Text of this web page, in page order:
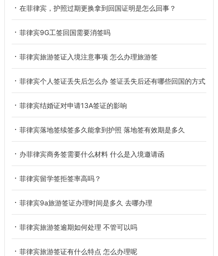
在菲律宾，护照过期更换拿到回国证明是怎么回事？
菲律宾9G工签回国需要消签吗
菲律宾旅游签证入境注意事项 怎么办理旅游签
菲律宾个人签证丢失后怎么办 签证丢失后还有哪些回国的方式
菲律宾结婚证对申请13A签证的影响
菲律宾落地签续签多久能拿到护照 落地签有效期是多久
办菲律宾商务签需要什么材料 什么是入境邀请函
菲律宾留学签拒签率高吗？
菲律宾9a旅游签证办理时间是多久 去哪办理
菲律宾旅游签逾期如何处理 不管可以吗
菲律宾旅游签证有什么特点 怎么办理呢